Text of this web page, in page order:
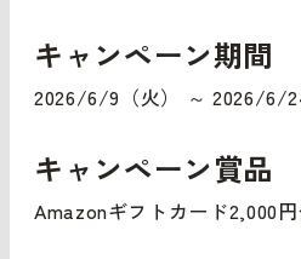
キャンペーン期間
2026/6/9（火） ～ 2026/6/
キャンペーン賞品
Amazonギフトカード2,000